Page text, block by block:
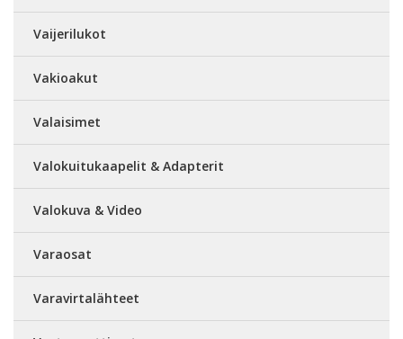
Vaijerilukot
Vakioakut
Valaisimet
Valokuitukaapelit & Adapterit
Valokuva & Video
Varaosat
Varavirtalähteet